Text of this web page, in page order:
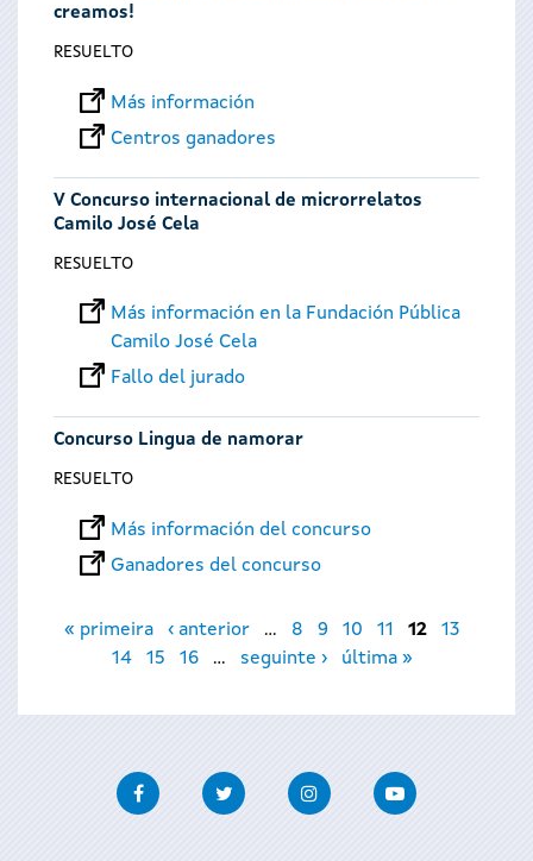
creamos!
RESUELTO
Más información
Centros ganadores
V Concurso internacional de microrrelatos
Camilo José Cela
RESUELTO
Más información en la Fundación Pública
Camilo José Cela
Fallo del jurado
Concurso Lingua de namorar
RESUELTO
Más información del concurso
Ganadores del concurso
Páginas
« primeira ‹ anterior … 8 9 10 11 12
13
14
15 16 … seguinte › última »
FacebookTwitter InstagramYoutube